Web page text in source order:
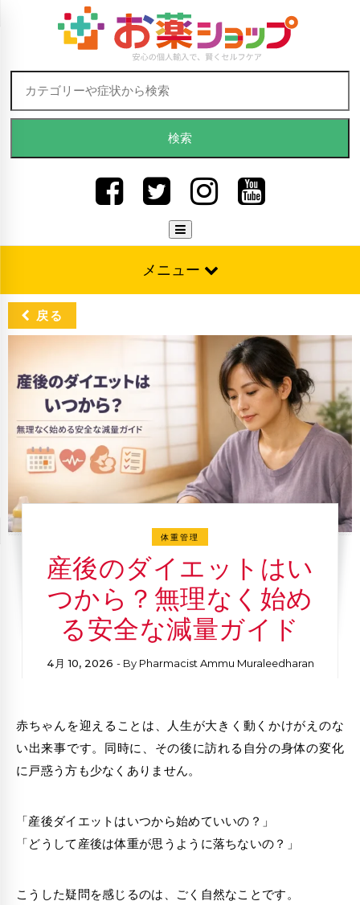
Skip to content
検索:
メニュー
戻る
体重管理
産後のダイエットはい
つから？無理なく始め
る安全な減量ガイド
4月 10, 2026 - By Pharmacist Ammu Muraleedharan
赤ちゃんを迎えることは、人生が大きく動くかけがえのな
い出来事です。同時に、その後に訪れる自分の身体の変化
に戸惑う方も少なくありません。
「産後ダイエットはいつから始めていいの？」
「どうして産後は体重が思うように落ちないの？」
こうした疑問を感じるのは、ごく自然なことです。